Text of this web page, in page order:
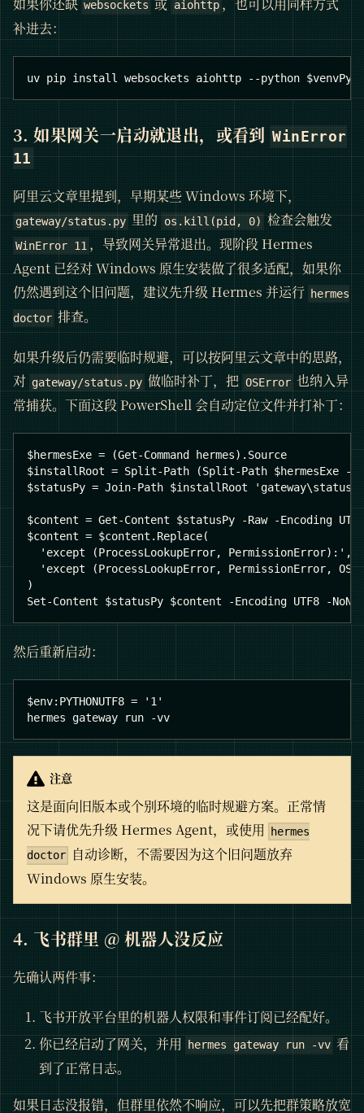
websockets aiohttp
补进去：
uv pip install websockets aiohttp --python
3. 如果网关一启动就退出，或看到 WinError
11
阿里云文章里提到，早期某些 Windows 环境下，
gateway/status.py 里的 os.kill(pid, 0) 检查会触发
WinError 11 ，导致网关异常退出。现阶段 Hermes
Agent 已经对 Windows 原生安装做了很多适配，如果你
仍然遇到这个旧问题，建议先升级 Hermes 并运行 hermes
doctor 排查。
如果升级后仍需要临时规避，可以按阿里云文章中的思路，
对 gateway/status.py 做临时补丁，把 OSError 也纳入异
常捕获。下面这段 PowerShell 会自动定位文件并打补丁：
$hermesExe = (Get-Command hermes).Source
$installRoot = Split-Path (Split-Path $hermesExe -
$statusPy = Join-Path $installRoot
$content = Get-Content $statusPy -Raw -Encoding UTF8
$content = $content.Replace(
  'except (ProcessLookupError, PermissionError):',
'except (ProcessLookupError, PermissionError,
)
Set-Content $statusPy $content -Encoding UTF8 -
然后重新启动：
$env:PYTHONUTF8 = '1'
hermes gateway run -vv
注意
这是面向旧版本或个别环境的临时规避方案。正常情
况下请优先升级 Hermes Agent，或使用
hermes
doctor
自动诊断，不需要因为这个旧问题放弃
Windows 原生安装。
4. 飞书群里 @ 机器人没反应
先确认两件事：
飞书开放平台里的机器人权限和事件订阅已经配好。
你已经启动了网关，并用
hermes gateway run -vv 看
到了正常日志。
如果日志没报错，但群里依然不响应，可以先把群策略放宽